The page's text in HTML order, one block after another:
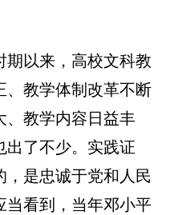
期以来，高校文科教
、教学体制改革不断
、教学内容日益丰
出了不少。实践证
，是忠诚于党和人民
当看到，当年邓小平